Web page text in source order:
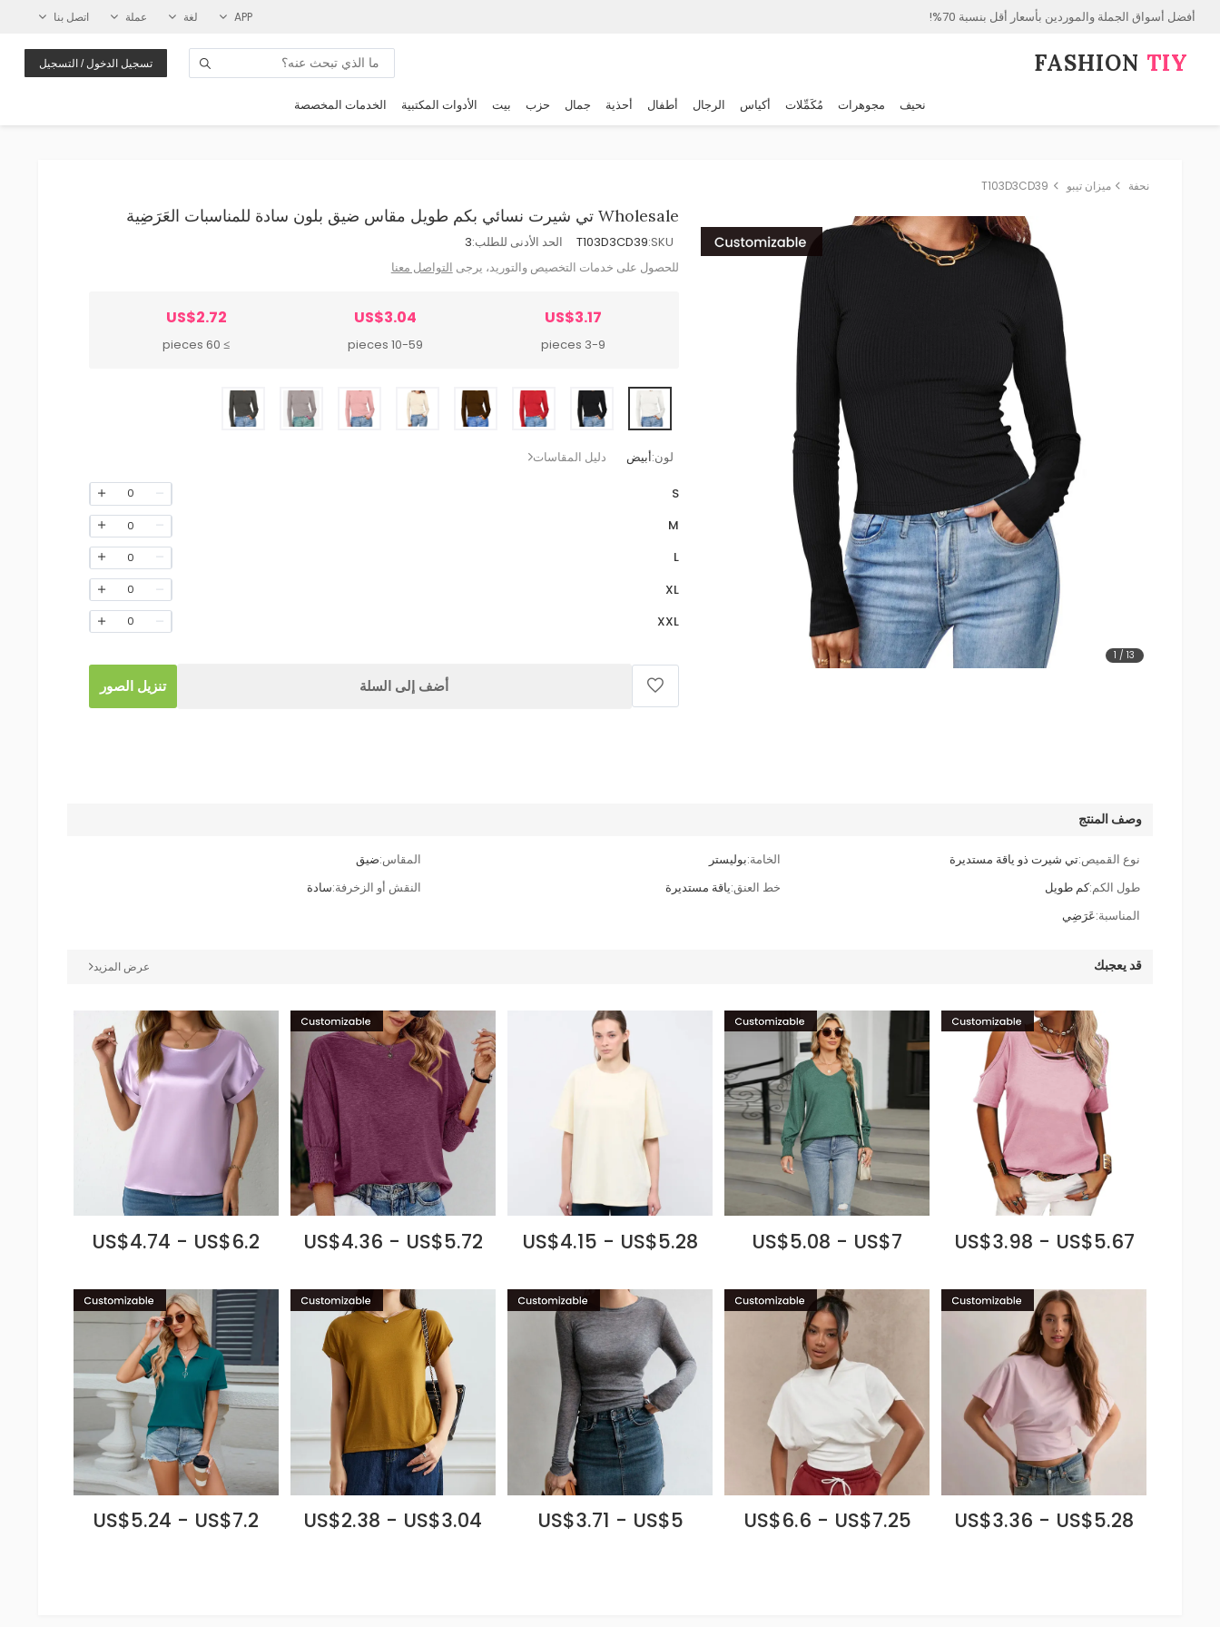
أفضل أسواق الجملة والموردين بأسعار أقل بنسبة 70%! APP لغة عملة اتصل بنا
FASHION⁠ TIY تسجيل الدخول / التسجيل
نحيف مجوهرات مُكَمِّلات أكياس الرجال أطفال أحذية جمال حزب بيت الأدوات المكتبية الخدمات المخصصة
نحفة ميزان تيبو T103D3CD39
1 /13
Wholesale تي شيرت نسائي بكم طويل مقاس ضيق بلون سادة للمناسبات العَرَضِية
SKU:
T103D3CD39 الحد الأدنى للطلب:3
للحصول على خدمات التخصيص والتوريد، يرجى التواصل معنا
US$3.17
3-9 pieces
US$3.04
10-59 pieces
US$2.72
≥ 60 pieces
لون:أبيض دليل المقاسات
S
0
M
0
L
0
XL
0
XXL
0
أضف إلى السلة تنزيل الصور
وصف المنتج
نوع القميص:تي شيرت ذو ياقة مستديرة الخامة:بوليستر المقاس:ضيق
طول الكم:كم طويل خط العنق:ياقة مستديرة النقش أو الزخرفة:سادة
المناسبة:عَرَضِي
قد يعجبك عرض المزيد
US$3.98 - US$5.67
US$5.08 - US$7
US$4.15 - US$5.28
US$4.36 - US$5.72
US$4.74 - US$6.2
US$3.36 - US$5.28
US$6.6 - US$7.25
US$3.71 - US$5
US$2.38 - US$3.04
US$5.24 - US$7.2